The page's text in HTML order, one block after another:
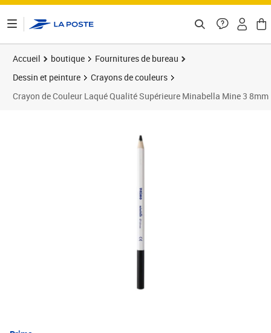
Accueil boutique
Fournitures de bureau
Dessin et peinture
Crayons de couleurs
Crayon de Couleur Laqué Qualité Supérieure Minabella Mine 3 8mm